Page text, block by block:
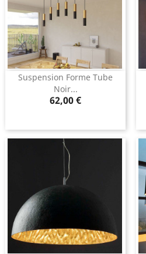
Suspension Forme Tube
Noir...
Prix
62,00 €